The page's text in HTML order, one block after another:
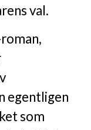
val.
egentligen
som